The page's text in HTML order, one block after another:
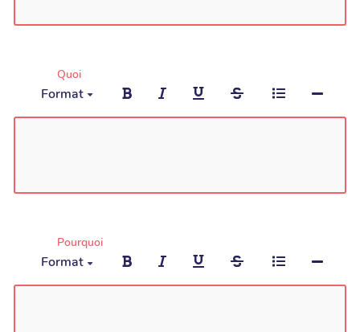
Quoi
Format
Pourquoi
Format